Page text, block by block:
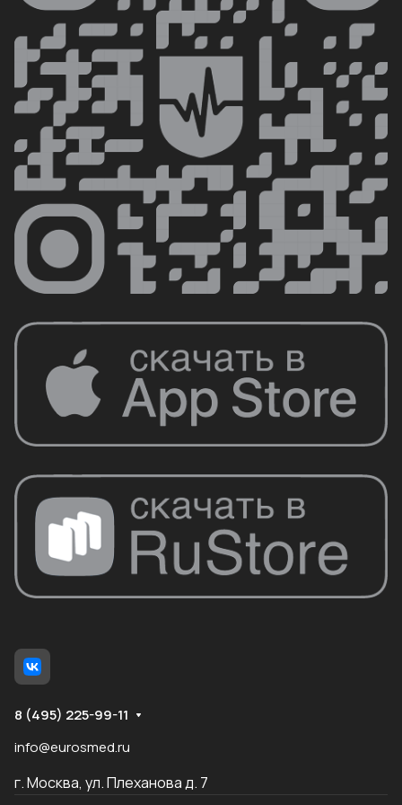
диагностики, то Aspel - ваш надежный
партнер в этом деле.
8 (495) 225-99-11
info@eurosmed.ru
г. Москва, ул. Плеханова д. 7